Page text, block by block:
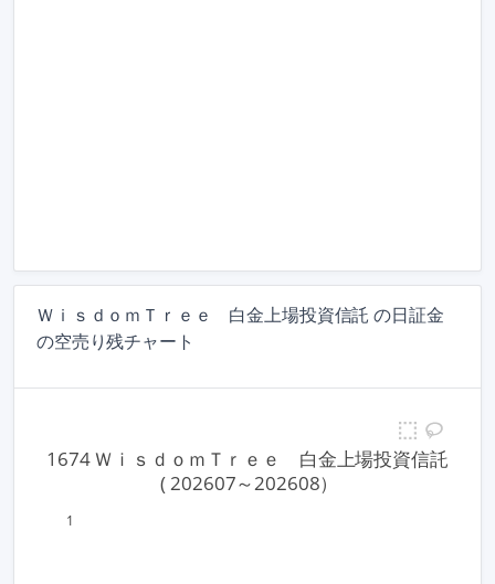
ＷｉｓｄｏｍＴｒｅｅ 白金上場投資信託 の日証金
の空売り残チャート
1
1674 ＷｉｓｄｏｍＴｒｅｅ　白金上場投資信託
( 202607～202608）